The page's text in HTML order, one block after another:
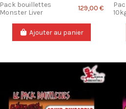
Pack bouillettes
Monster Liver
129,00 €
Ajouter au panier